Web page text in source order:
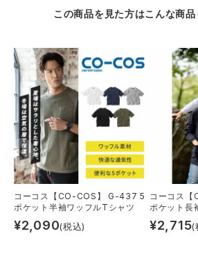
この商品を見た方はこんな商
コーコス【CO-COS】 G-437 5
ポケット半袖ワッフルTシャツ
¥2,090(税込)
コーコス
ポケット長
¥2,715(